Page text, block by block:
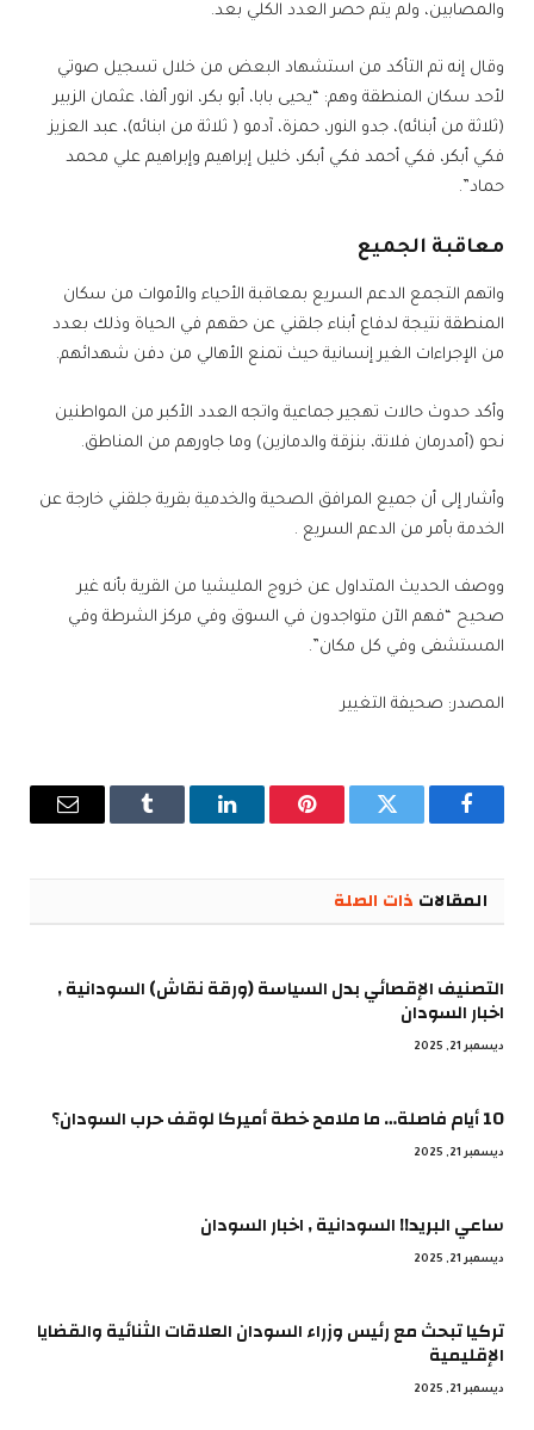
والمصابين، ولم يتم حصر العدد الكلي بعد.
وقال إنه تم التأكد من استشهاد البعض من خلال تسجيل صوتي
لأحد سكان المنطقة وهم: “يحيى بابا، أبو بكر، انور ألفا، عثمان الزبير
(ثلاثة من أبنائه)، جدو النور، حمزة، آدمو ( ثلاثة من ابنائه)، عبد العزيز
فكي أبكر، فكي أحمد فكي أبكر، خليل إبراهيم وإبراهيم علي محمد
حماد”.
معاقبة الجميع
واتهم التجمع الدعم السريع بمعاقبة الأحياء والأموات من سكان
المنطقة نتيجة لدفاع أبناء جلقني عن حقهم في الحياة وذلك بعدد
من الإجراءات الغير إنسانية حيث تمنع الأهالي من دفن شهدائهم.
وأكد حدوث حالات تهجير جماعية واتجه العدد الأكبر من المواطنين
نحو (أمدرمان فلاتة، بنزقة والدمازين) وما جاورهم من المناطق.
وأشار إلى أن جميع المرافق الصحية والخدمية بقرية جلقني خارجة عن
الخدمة بأمر من الدعم السريع .
ووصف الحديث المتداول عن خروج المليشيا من القرية بأنه غير
صحيح “فهم الآن متواجدون في السوق وفي مركز الشرطة وفي
المستشفى وفي كل مكان”.
المصدر: صحيفة التغيير
فيسبوك تويتر بينتيريستلينكدإن Tumblr
البريد
المقالات ذات الصلة
التصنيف الإقصائي بدل السياسة (ورقة نقاش) السودانية ,
اخبار السودان
ديسمبر 21, 2025
10 أيام فاصلة… ما ملامح خطة أميركا لوقف حرب السودان؟
ديسمبر 21, 2025
ساعي البريد!! السودانية , اخبار السودان
ديسمبر 21, 2025
تركيا تبحث مع رئيس وزراء السودان العلاقات الثنائية والقضايا
الإقليمية
ديسمبر 21, 2025